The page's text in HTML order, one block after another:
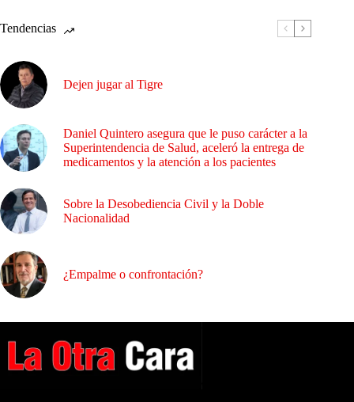
Tendencias
Dejen jugar al Tigre
Daniel Quintero asegura que le puso carácter a la
Superintendencia de Salud, aceleró la entrega de
medicamentos y la atención a los pacientes
Sobre la Desobediencia Civil y la Doble
Nacionalidad
¿Empalme o confrontación?